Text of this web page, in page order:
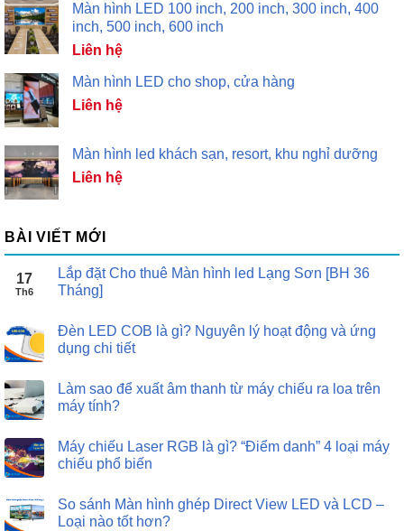
Màn hình LED 100 inch, 200 inch, 300 inch, 400
inch, 500 inch, 600 inch
Liên hệ
Màn hình LED cho shop, cửa hàng
Liên hệ
Màn hình led khách sạn, resort, khu nghỉ dưỡng
Liên hệ
BÀI VIẾT MỚI
17
Th6
Lắp đặt Cho thuê Màn hình led Lạng Sơn [BH 36
Tháng]
Đèn LED COB là gì? Nguyên lý hoạt động và ứng
dụng chi tiết
Làm sao để xuất âm thanh từ máy chiếu ra loa trên
máy tính?
Máy chiếu Laser RGB là gì? “Điểm danh” 4 loại máy
chiếu phổ biến
So sánh Màn hình ghép Direct View LED và LCD –
Loại nào tốt hơn?